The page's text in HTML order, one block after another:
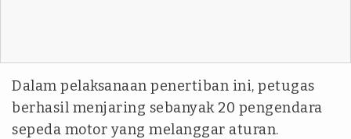
Dalam pelaksanaan penertiban ini, petugas
berhasil menjaring sebanyak 20 pengendara
sepeda motor yang melanggar aturan.